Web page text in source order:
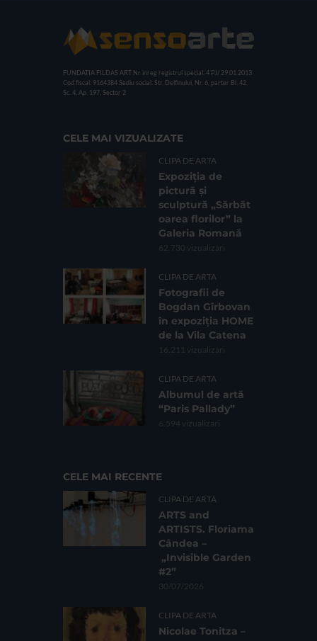
FUNDATIA FILDAS ART Nr inreg registrul special: 4 PJ/ 29.01.2013
Cod fiscal: 9164384 Sediu social: Str. Delfinului, Nr. 6, parter Bl. 42,
Sc. 4, Ap. 197, Sector 2
CELE MAI VIZUALIZATE
CLIPA DE ARTA
Expoziția de
pictură și
sculptură „Sărbăt
oarea florilor” la
Galeria Romană
62.730 vizualizari
CLIPA DE ARTA
Fotografii de
Bogdan Gîrbovan
în expoziția HOME
de la Vila Catena
16.211 vizualizari
CLIPA DE ARTA
Albumul de artă
“Paris Pallady”
6.594 vizualizari
CELE MAI RECENTE
CLIPA DE ARTA
ARTS and
ARTISTS. Floriama
Cândea –
„Invisible Garden
#2”
30/07/2026
CLIPA DE ARTA
Nicolae Tonitza –